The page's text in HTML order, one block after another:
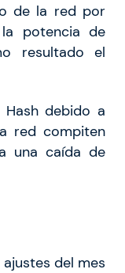
de la red por
potencia de
resultado el
debido a
red compiten
una caída de
del mes